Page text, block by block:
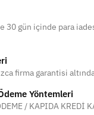
30 gün içinde para
firma garantisi
Yöntemleri
/ KAPIDA KREDİ